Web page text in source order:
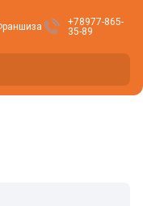
+78977-865-
35-89